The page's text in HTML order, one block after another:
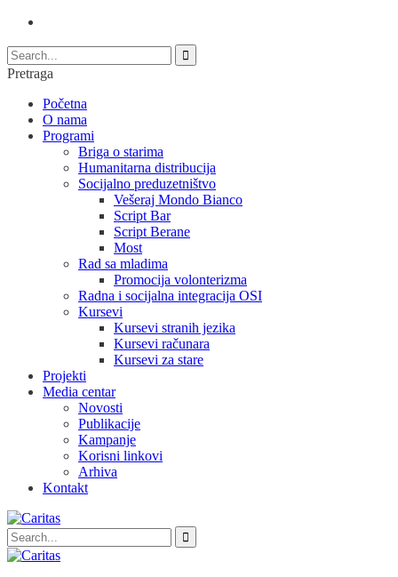
Pretraga
Početna
O nama
Programi
Briga o starima
Humanitarna distribucija
Socijalno preduzetništvo
Vešeraj Mondo Bianco
Script Bar
Script Berane
Most
Rad sa mladima
Promocija volonterizma
Radna i socijalna integracija OSI
Kursevi
Kursevi stranih jezika
Kursevi računara
Kursevi za stare
Projekti
Media centar
Novosti
Publikacije
Kampanje
Korisni linkovi
Arhiva
Kontakt